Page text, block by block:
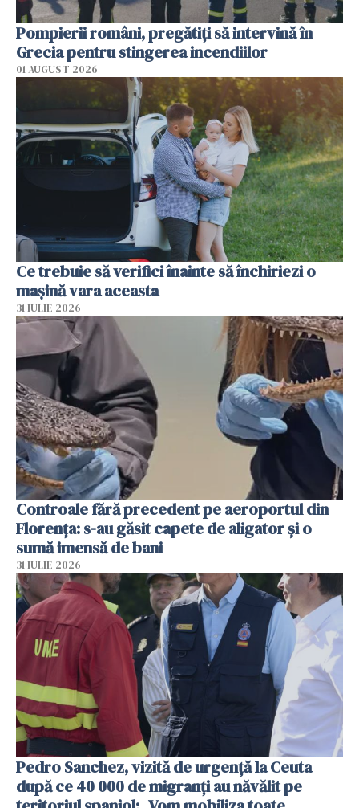
Pompierii români, pregătiţi să intervină în
Grecia pentru stingerea incendiilor
01 AUGUST 2026
Ce trebuie să verifici înainte să închiriezi o
mașină vara aceasta
31 IULIE 2026
Controale fără precedent pe aeroportul din
Florența: s-au găsit capete de aligator și o
sumă imensă de bani
31 IULIE 2026
Pedro Sanchez, vizită de urgență la Ceuta
după ce 40 000 de migranți au năvălit pe